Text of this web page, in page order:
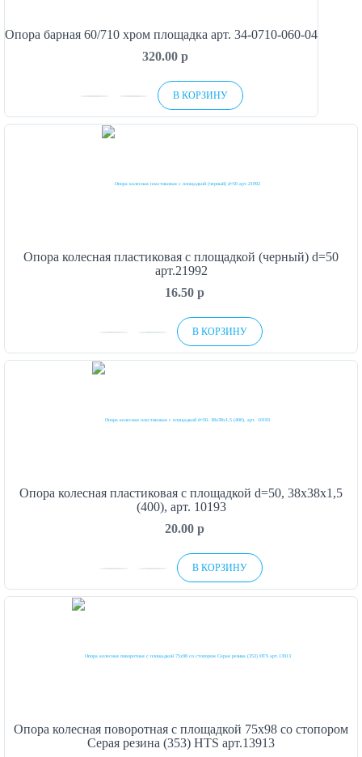
Опора барная 60/710 хром площадка арт. 34-0710-060-04
320.00 p
В КОРЗИНУ
Опора колесная пластиковая с площадкой (черный) d=50
арт.21992
16.50 p
В КОРЗИНУ
Опора колесная пластиковая с площадкой d=50, 38х38х1,5
(400), арт. 10193
20.00 p
В КОРЗИНУ
Опора колесная поворотная с площадкой 75х98 со стопором
Серая резина (353) HTS арт.13913